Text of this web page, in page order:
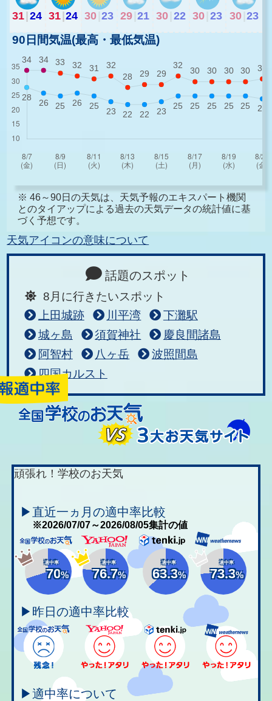
31|24 31|24 30 23 29 21 30 22 30 23 30 23
90日間気温(最高・最低気温)
※ 46～90日の天気は、天気予報のエキスパート機関
とのタイアップによる過去の天気データの統計値に基
づく予想です。
天気アイコンの意味について
話題のスポット
8月に行きたいスポット
上田城跡
川平湾
下灘駅
城ヶ島
須賀神社
慶良間諸島
阿智村
八ヶ岳
波照間島
四国カルスト
頑張れ！学校のお天気
▶直近一ヵ月の適中率比較
※2026/07/07～2026/08/05集計の値
適中率
70%
適中率
76.7%
適中率
63.3%
適中率
73.3%
▶昨日の適中率比較
▶適中率について